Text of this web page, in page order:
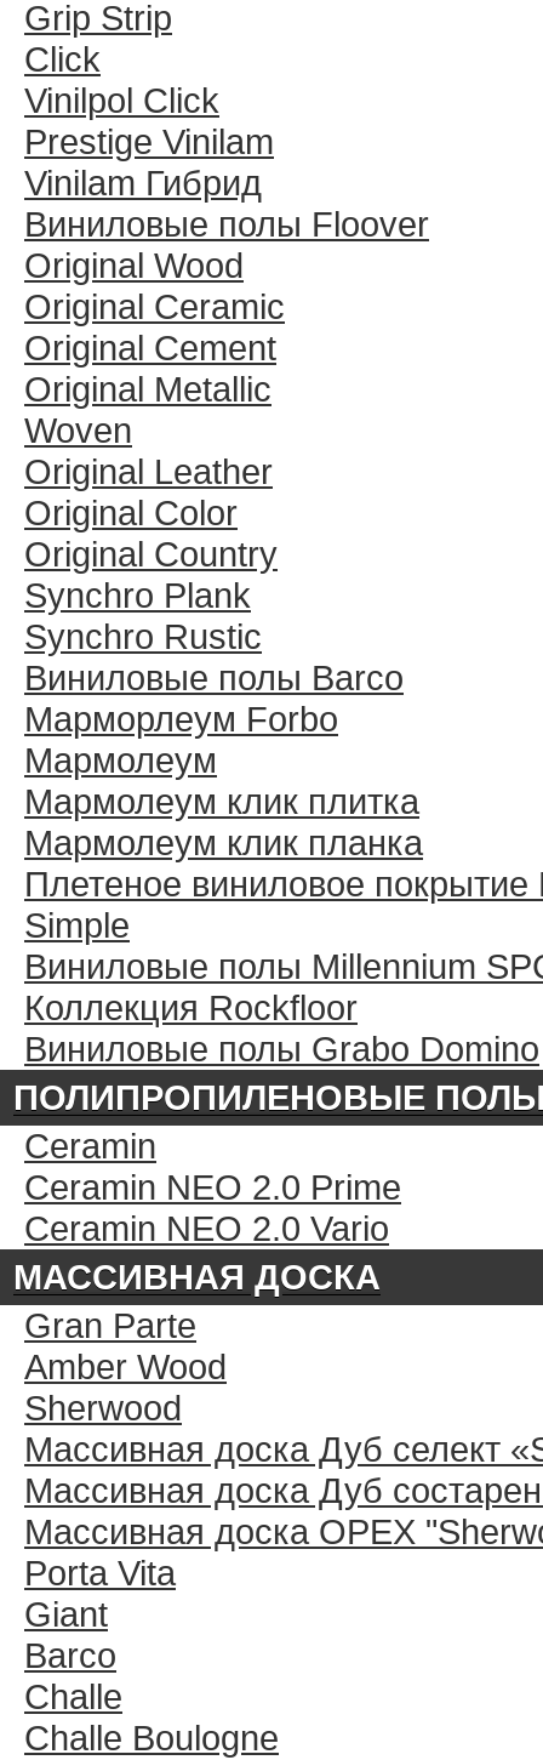
Grip Strip
Click
Vinilpol Click
Prestige Vinilam
Vinilam Гибрид
Виниловые полы Floover
Original Wood
Original Ceramic
Original Cement
Original Metallic
Woven
Original Leather
Original Color
Original Country
Synchro Plank
Synchro Rustic
Виниловые полы Barco
Марморлеум Forbo
Мармолеум
Мармолеум клик плитка
Мармолеум клик планка
Плетеное виниловое покрытие
Simple
Виниловые полы Millennium
Коллекция Rockfloor
Виниловые полы Grabo Domino
ПОЛИПРОПИЛЕНОВЫЕ
Ceramin
Ceramin NEO 2.0 Prime
Ceramin NEO 2.0 Vario
МАССИВНАЯ ДОСКА
Gran Parte
Amber Wood
Sherwood
Массивная доска Дуб селект
Массивная доска Дуб
Массивная доска ОРЕХ
Porta Vita
Giant
Barco
Challe
Challe Boulogne